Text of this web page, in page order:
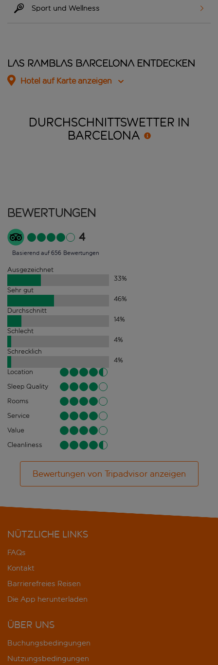
Sport und Wellness
Las Ramblas Barcelona entdecken
Hotel auf Karte anzeigen
DURCHSCHNITTSWETTER IN
BARCELONA
Bewertungen
4
Basierend auf 656 Bewertungen
Ausgezeichnet
33%
Sehr gut
46%
Durchschnitt
14%
Schlecht
4%
Schrecklich
4%
Location
Sleep Quality
Rooms
Service
Value
Cleanliness
Bewertungen von Tripadvisor anzeigen
NÜTZLICHE LINKS
FAQs
Kontakt
Barrierefreies Reisen
Die App herunterladen
ÜBER UNS
Buchungsbedingungen
Nutzungsbedingungen